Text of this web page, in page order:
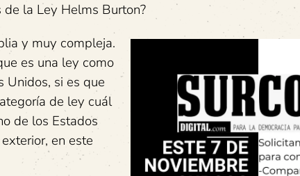
de la Ley Helms Burton?
y muy compleja.
es una ley como
Unidos, si es que
de ley cuál
de los Estados
en este